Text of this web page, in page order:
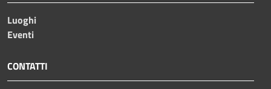
Luoghi
Eventi
CONTATTI